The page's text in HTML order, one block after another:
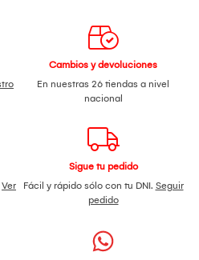
Cambios y devoluciones
En nuestras 26 tiendas a nivel
nacional
Ver
Sigue tu pedido
Fácil y rápido sólo con tu DNI. Seguir
pedido